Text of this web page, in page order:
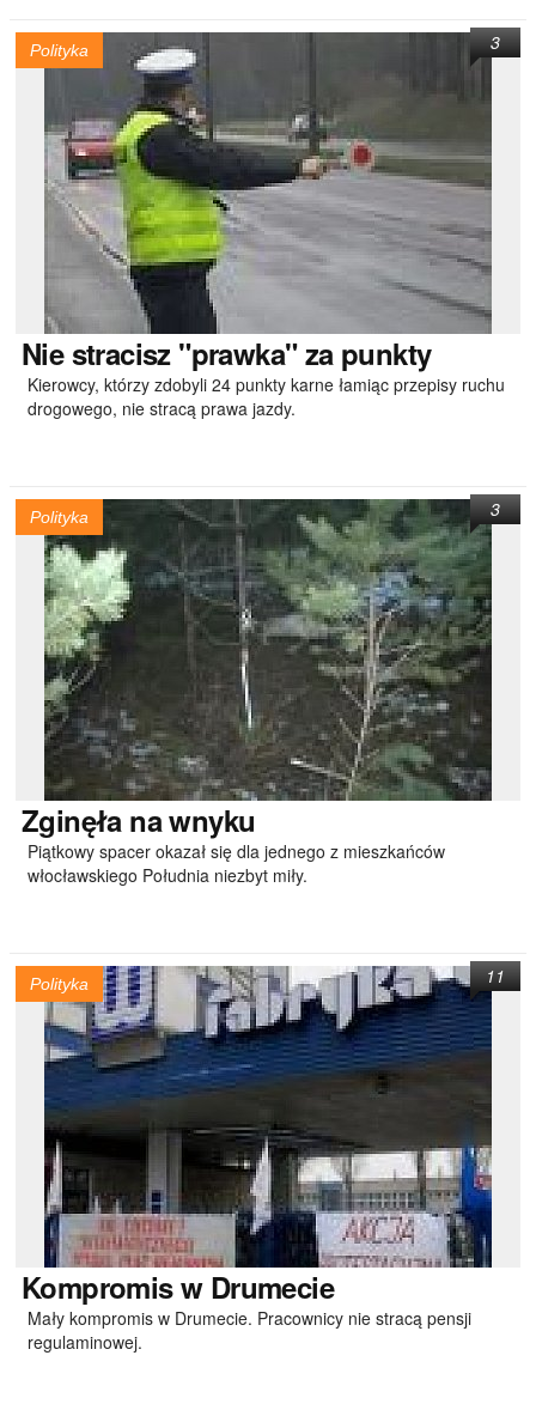
Polityka
Niestracisz "prawka" za punkty
Kierowcy, którzy zdobyli 24 punkty karne łamiąc przepisy ruchu
drogowego, nie stracą prawa jazdy.
3
Polityka
Zginęłana wnyku
Piątkowy spacer okazał się dla jednego z mieszkańców
włocławskiego Południa niezbyt miły.
3
Polityka
Kompromisw Drumecie
Mały kompromis w Drumecie. Pracownicy nie stracą pensji
regulaminowej.
11